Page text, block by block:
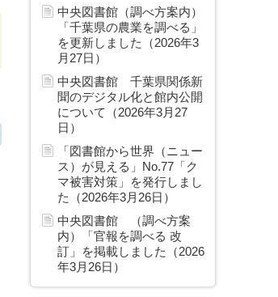
中央図書館（調べ方案内）
「千葉県の農業を調べる」
を更新しました（2026年3
月27日）
中央図書館 千葉県関係新
聞のデジタル化と館内公開
について（2026年3月27
日）
「図書館から世界（ニュー
ス）が見える」No.77「ク
マ被害対策」を発行しまし
た（2026年3月26日）
中央図書館 （調べ方案
内）「官報を調べる 改
訂」を掲載しました（2026
年3月26日）